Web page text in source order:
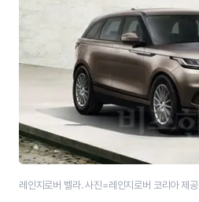
레인지로버 벨라. 사진=레인지로버 코리아 제공